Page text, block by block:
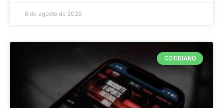
6 de agosto de 2026
COTIDIANO